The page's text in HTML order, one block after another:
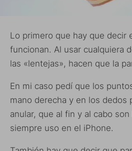
Lo primero que hay que decir
funcionan. Al usar cualquiera
las «lentejas», hacen que la
En mi caso pedí que los
mano derecha y en los dedos
anular, que al fin y al cabo
siempre uso en el iPhone.